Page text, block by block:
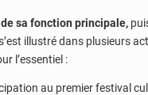
de sa fonction principale,
illustré dans plusieurs
l’essentiel :
au premier festival